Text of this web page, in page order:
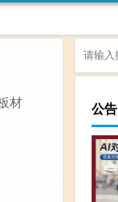
材
公告